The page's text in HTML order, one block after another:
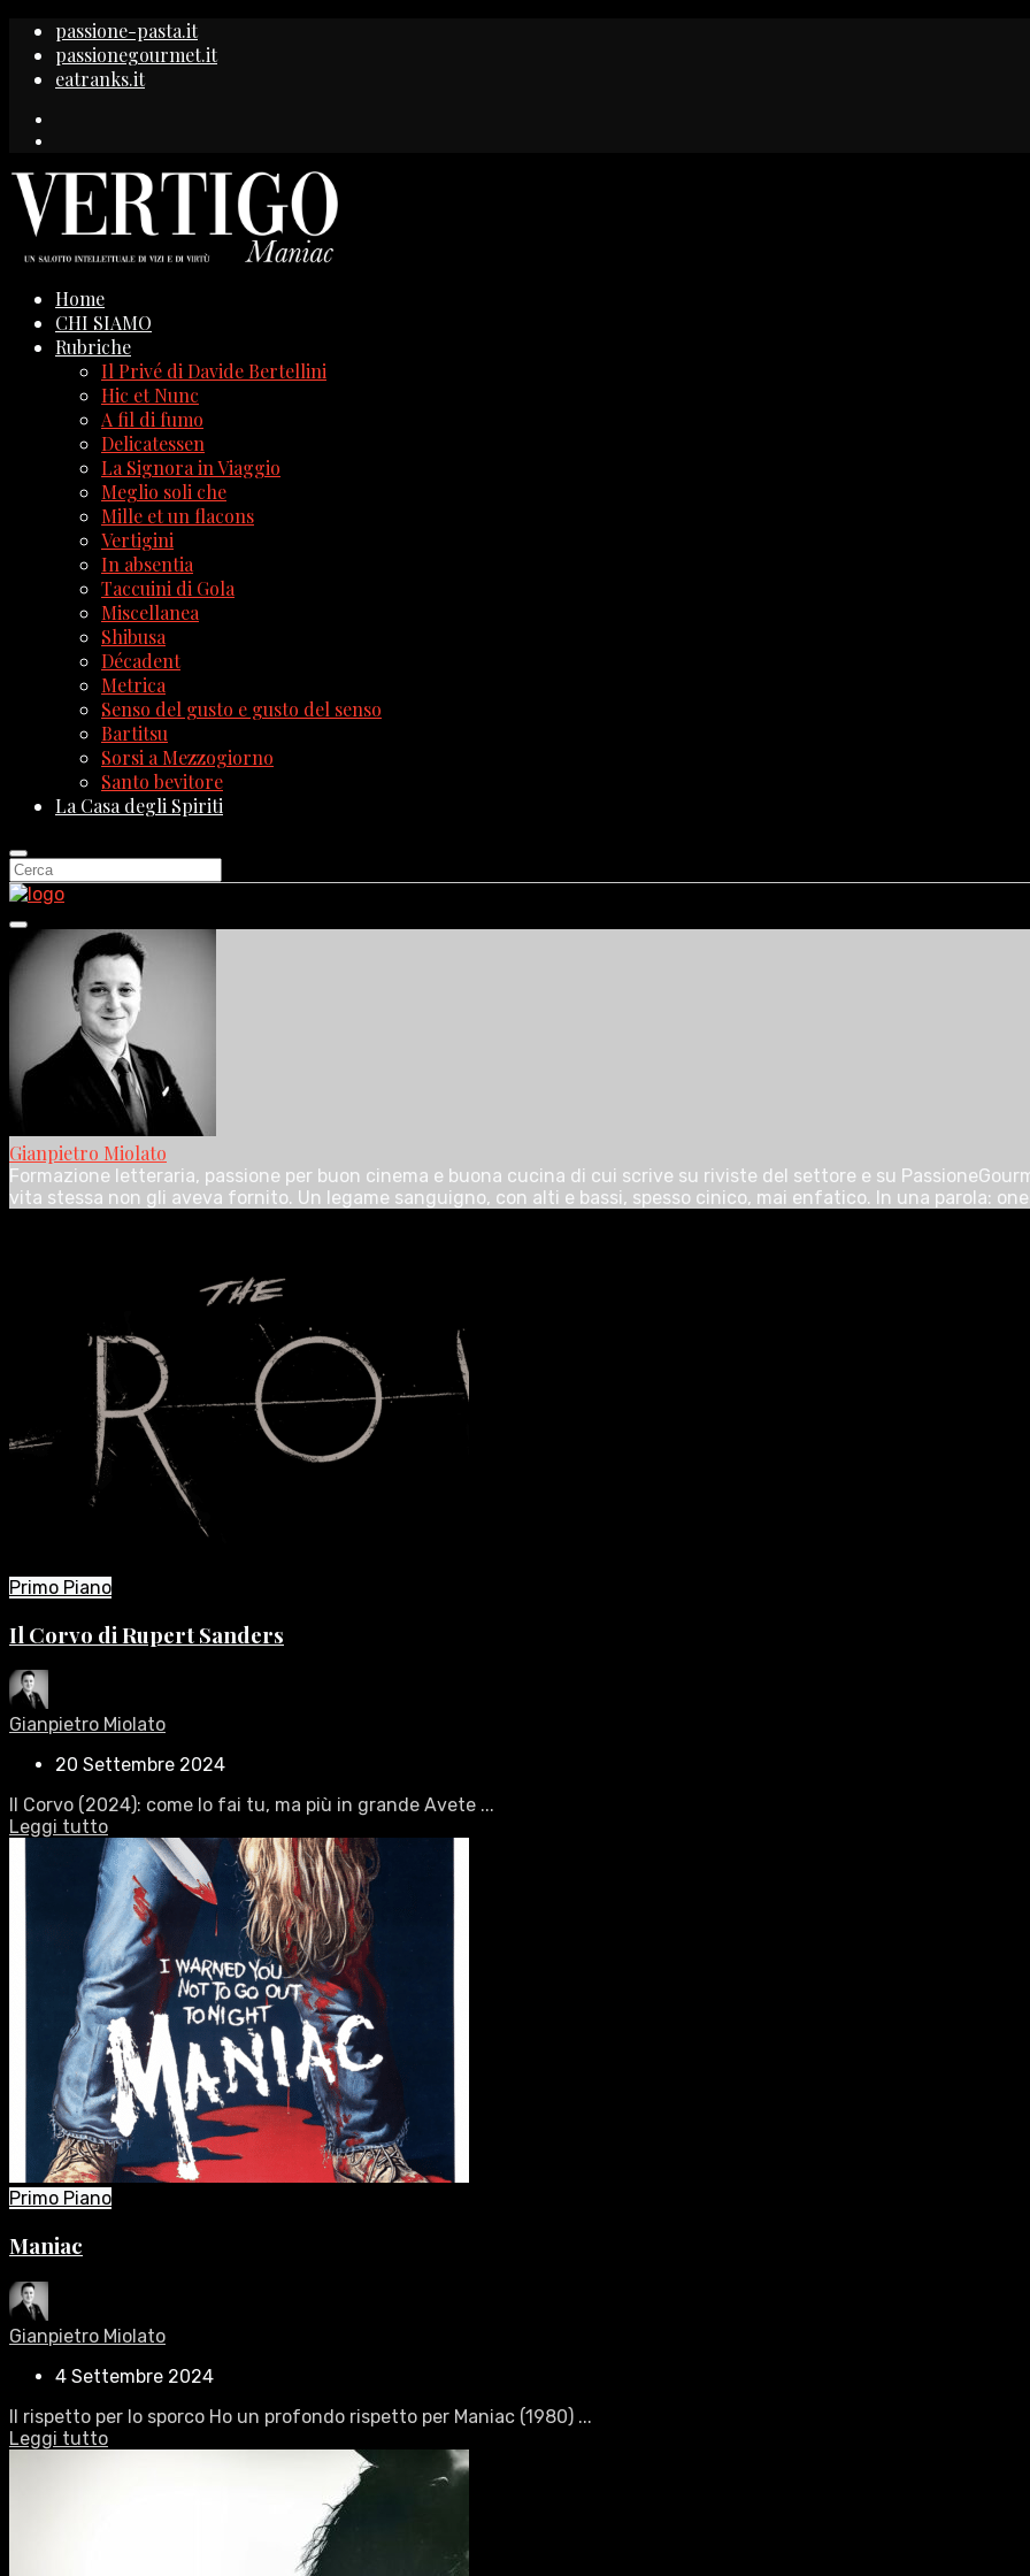
passione-pasta.it
passionegourmet.it
eatranks.it
Home
CHI SIAMO
Rubriche
Il Privé di Davide Bertellini
Hic et Nunc
A fil di fumo
Delicatessen
La Signora in Viaggio
Meglio soli che
Mille et un flacons
Vertigini
In absentia
Taccuini di Gola
Miscellanea
Shibusa
Décadent
Metrica
Senso del gusto e gusto del senso
Bartitsu
Sorsi a Mezzogiorno
Santo bevitore
La Casa degli Spiriti
Gianpietro Miolato
Formazione letteraria, passione per buon cinema e buona cucina di cui scrive su riviste del settore e su
vita stessa non gli aveva fornito. Un legame sanguigno, con alti e bassi, spesso cinico, mai enfatico. In una parola:
Primo Piano
Il Corvo di Rupert Sanders
Gianpietro Miolato
20 Settembre 2024
Il Corvo (2024): come lo fai tu, ma più in grande Avete ...
Leggi tutto
Primo Piano
Maniac
Gianpietro Miolato
4 Settembre 2024
Il rispetto per lo sporco Ho un profondo rispetto per Maniac (1980) ...
Leggi tutto